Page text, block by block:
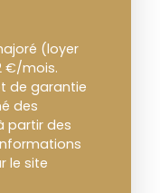
(loyer
€/mois.
de garantie
des
partir des
le site